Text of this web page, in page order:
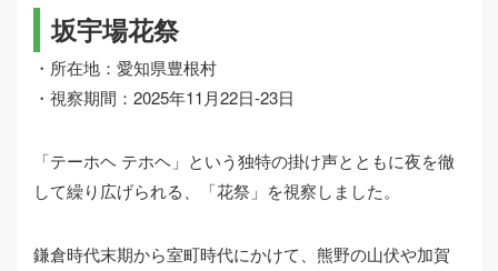
坂宇場花祭
・所在地：愛知県豊根村
・視察期間：2025年11月22日-23日
「テーホヘ テホヘ」という独特の掛け声とともに夜を徹
して繰り広げられる、「花祭」を視察しました。
鎌倉時代末期から室町時代にかけて、熊野の山伏や加賀